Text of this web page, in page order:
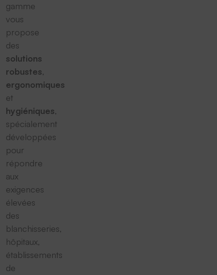
gamme
vous
propose
des
solutions
robustes,
ergonomiques
et
hygiéniques,
spécialement
développées
pour
répondre
aux
exigences
élevées
des
blanchisseries,
hôpitaux,
établissements
de